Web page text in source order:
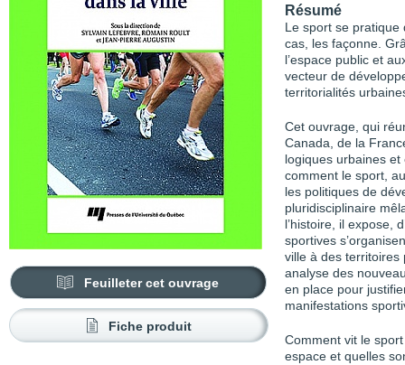
Feuilleter cet ouvrage
Fiche produit
Résumé
Le sport se
cas, les façonne.
l’espace public et
vecteur de
territorialités
Cet ouvrage, qui
Canada, de la
logiques urbaines
comment le sport,
les politiques de
pluridisciplinaire
l’histoire, il expose,
sportives
ville à des territoires
analyse des
en place pour
manifestations
Comment vit le
espace et quelles